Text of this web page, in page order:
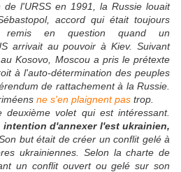
de l'URSS en 1991, la Russie louait
accord qui était toujours
remis en question quand un
arrivait au pouvoir à Kiev. Suivant
Kosovo, Moscou a pris le prétexte
à l'auto-détermination des peuples
de rattachement à la Russie.
ne s'en plaignent pas trop.
volet qui est intéressant.
d'annexer l'est ukrainien,
but était de créer un conflit gelé à
ukrainiennes. Selon la charte de
un conflit ouvert ou gelé sur son